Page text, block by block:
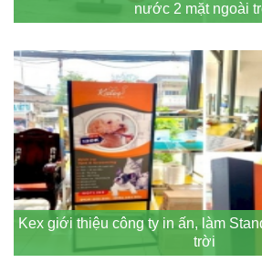
nước 2 mặt ngoài
Kex giới thiệu công ty in ấn, làm
trời